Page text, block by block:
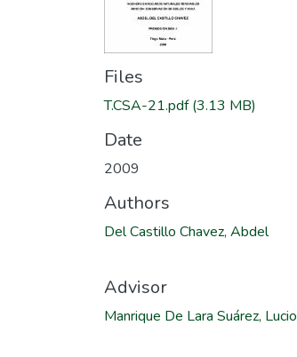
Files
T.CSA-21.pdf(3.13 MB)
Date
2009
Authors
Del Castillo Chavez, Abdel
Advisor
Manrique De Lara Suárez, Lucio